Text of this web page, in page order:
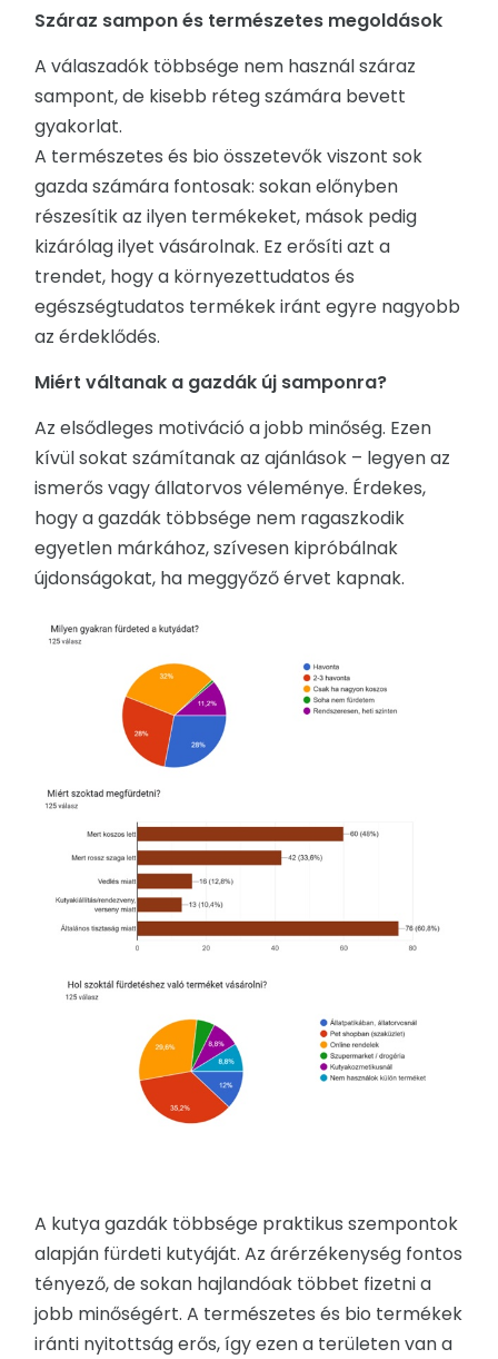
Száraz sampon és természetes megoldások
A válaszadók többsége nem használ száraz
sampont, de kisebb réteg számára bevett
gyakorlat.
A természetes és bio összetevők viszont sok
gazda számára fontosak: sokan előnyben
részesítik az ilyen termékeket, mások pedig
kizárólag ilyet vásárolnak. Ez erősíti azt a
trendet, hogy a környezettudatos és
egészségtudatos termékek iránt egyre nagyobb
az érdeklődés.
Miért váltanak a gazdák új samponra?
Az elsődleges motiváció a jobb minőség. Ezen
kívül sokat számítanak az ajánlások – legyen az
ismerős vagy állatorvos véleménye. Érdekes,
hogy a gazdák többsége nem ragaszkodik
egyetlen márkához, szívesen kipróbálnak
újdonságokat, ha meggyőző érvet kapnak.
A kutya gazdák többsége praktikus szempontok
alapján fürdeti kutyáját. Az árérzékenység fontos
tényező, de sokan hajlandóak többet fizetni a
jobb minőségért. A természetes és bio termékek
iránti nyitottság erős, így ezen a területen van a